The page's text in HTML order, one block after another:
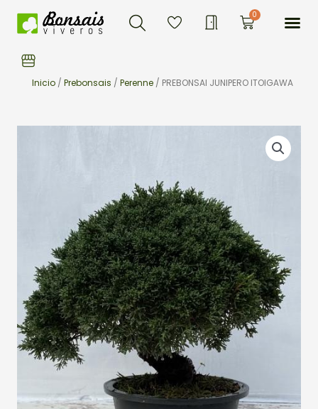
Buscar 0Carrito
Inicio / Prebonsais / Perenne / PREBONSAI JUNIPERO ITOIGAWA